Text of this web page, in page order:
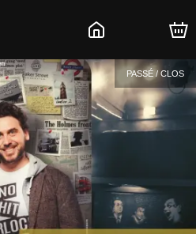
PASSÉ / CLOS